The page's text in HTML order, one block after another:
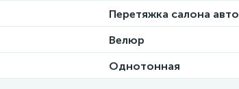
Перетяжка салона авто
Велюр
Однотонная